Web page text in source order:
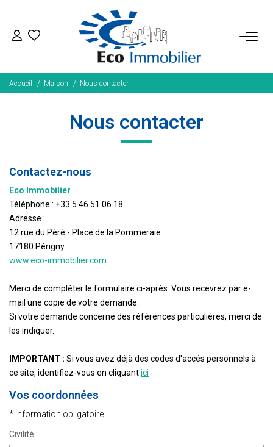
ACHETER
Tous Nos Biens
Nos Exclusivités
BIENS VENDUS
Gestion
Immobilier Pro
Parrainage
Accueil Maison Nous contacter
Nous contacter
Contactez-nous
Eco Immobilier
Téléphone : +33 5 46 51 06 18
Adresse :
12 rue du Péré - Place de la Pommeraie
17180 Périgny
www.eco-immobilier.com
Merci de compléter le formulaire ci-après. Vous recevrez par e-
mail une copie de votre demande.
Si votre demande concerne des références particulières, merci de
les indiquer.
IMPORTANT : Si vous avez déjà des codes d'accés personnels à
ce site, identifiez-vous en cliquantici
Vos coordonnées
* Information obligatoire
Civilité :